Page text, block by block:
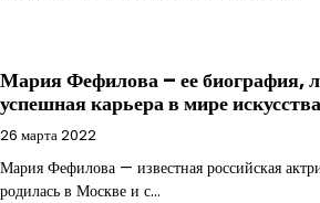
Мария Фефилова – ее биография,
успешная карьера в мире искусства
26 марта 2022
Мария Фефилова — известная российская
родилась в Москве и с…